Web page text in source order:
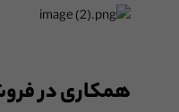
همکاری در